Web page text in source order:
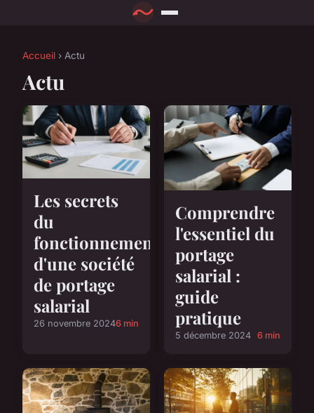
Accueil › Actu
Actu
Les secrets
du
fonctionnement
d'une société
de portage
salarial
26 novembre 20246 min
Comprendre
l'essentiel du
portage
salarial :
guide
pratique
5 décembre 2024 6 min